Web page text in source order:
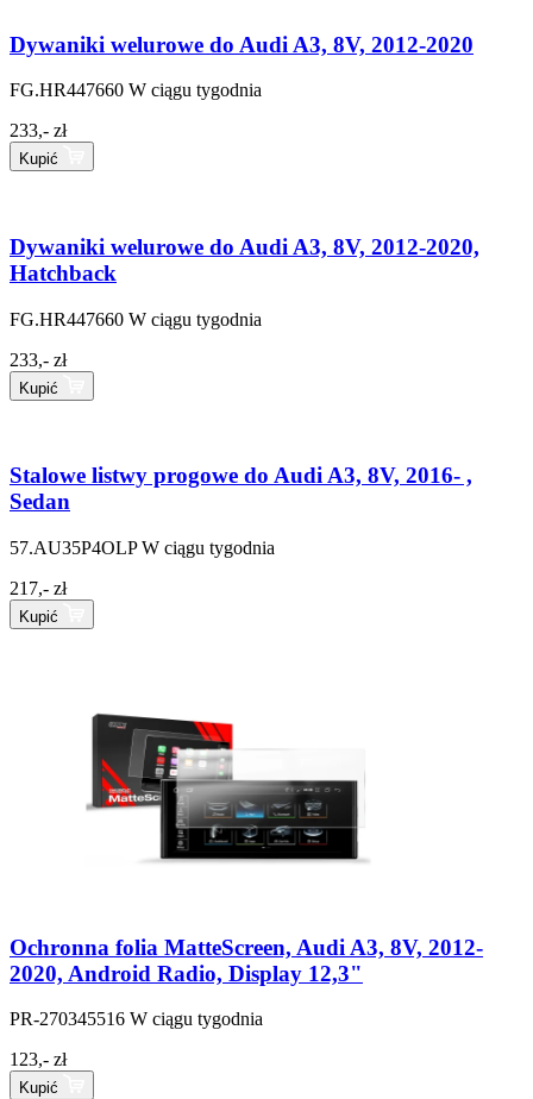
Dywaniki welurowe do Audi A3, 8V, 2012-2020
FG.HR447660 W ciągu tygodnia
233,- zł
Kupić
Dywaniki welurowe do Audi A3, 8V, 2012-2020,
Hatchback
FG.HR447660 W ciągu tygodnia
233,- zł
Kupić
Stalowe listwy progowe do Audi A3, 8V, 2016- ,
Sedan
57.AU35P4OLP W ciągu tygodnia
217,- zł
Kupić
Ochronna folia MatteScreen, Audi A3, 8V, 2012-
2020, Android Radio, Display 12,3"
PR-270345516 W ciągu tygodnia
123,- zł
Kupić